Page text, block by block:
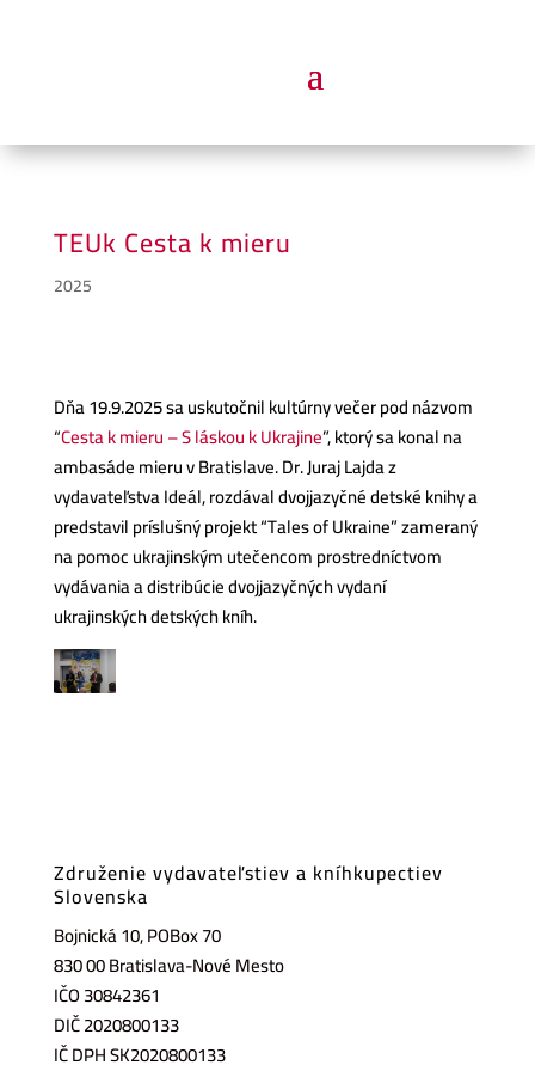
TEUk Cesta k mieru
2025
Dňa 19.9.2025 sa uskutočnil kultúrny večer pod názvom
“Cesta k mieru – S láskou k Ukrajine”, ktorý sa konal na
ambasáde mieru v Bratislave. Dr. Juraj Lajda z
vydavateľstva Ideál, rozdával dvojjazyčné detské knihy a
predstavil príslušný projekt “Tales of Ukraine” zameraný
na pomoc ukrajinským utečencom prostredníctvom
vydávania a distribúcie dvojjazyčných vydaní
ukrajinských detských kníh.
Združenie vydavateľstiev a kníhkupectiev
Slovenska
Bojnická 10, POBox 70
830 00 Bratislava-Nové Mesto
IČO 30842361
DIČ 2020800133
IČ DPH SK2020800133